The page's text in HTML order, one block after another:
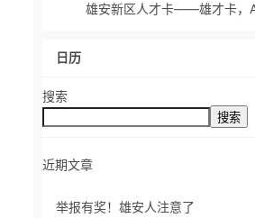
雄安新区人才卡——雄才卡，
日历
搜索
搜索
近期文章
举报有奖！雄安人注意了